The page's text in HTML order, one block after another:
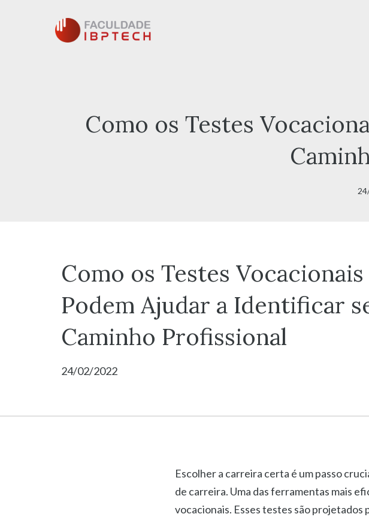
Como os Testes
Como os Testes Vocacionais
Podem Ajudar a Identificar
Caminho Profissional
24/02/2022
Escolher a carreira certa é um passo
de carreira. Uma das ferramentas mais
vocacionais. Esses testes são projetados